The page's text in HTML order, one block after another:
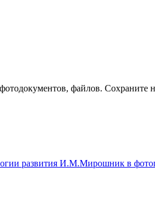
файлов. Сохраните
развития И.М.Мирошник в